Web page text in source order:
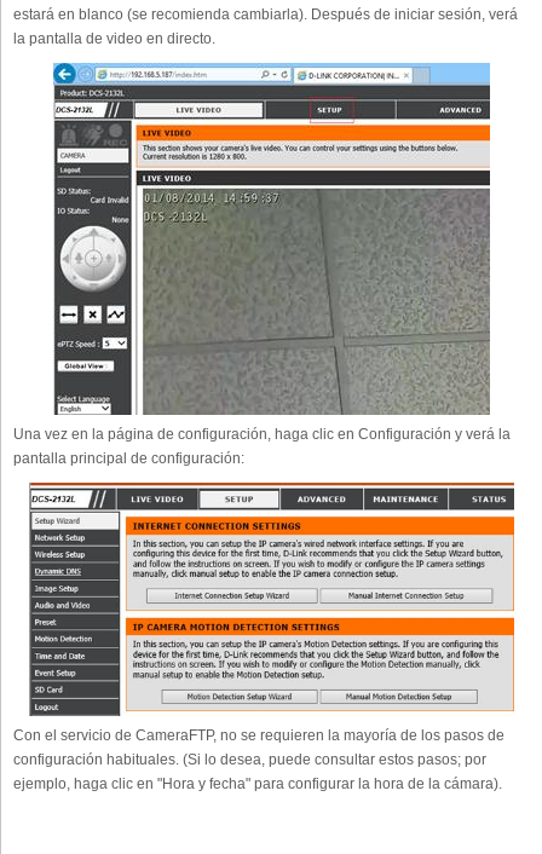
estará en blanco (se recomienda cambiarla). Después de iniciar sesión, verá
la pantalla de video en directo.
Una vez en la página de configuración, haga clic en Configuración y verá la
pantalla principal de configuración:
Con el servicio de CameraFTP, no se requieren la mayoría de los pasos de
configuración habituales. (Si lo desea, puede consultar estos pasos; por
ejemplo, haga clic en "Hora y fecha" para configurar la hora de la cámara).